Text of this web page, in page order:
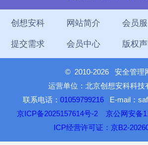
创想安科 网站简介 会员
提交需求 会员中心 版权
© 2010-2026 安全管理
运营单位：北京创想安科科技
联系电话： 01059799216 E-mail：
京ICP备2025157614号-2
京公网安备
ICP经营许可证：京B2-